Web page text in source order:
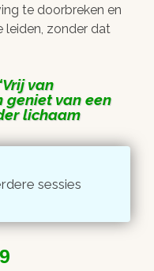
te doorbreken en
leiden, zonder dat
Vrij van
geniet van een
lichaam
sessies